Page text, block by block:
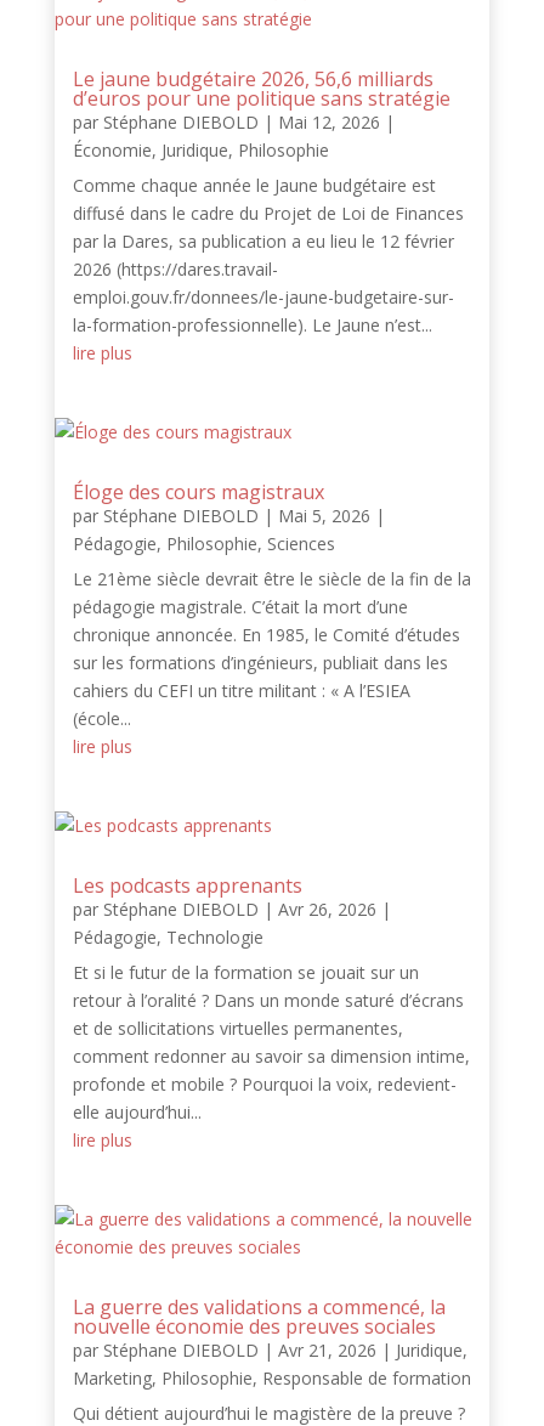
Le jaune budgétaire 2026, 56,6 milliards
d’euros pour une politique sans stratégie
par Stéphane DIEBOLD | Mai 12, 2026 |
Économie, Juridique, Philosophie
Comme chaque année le Jaune budgétaire est
diffusé dans le cadre du Projet de Loi de Finances
par la Dares, sa publication a eu lieu le 12 février
2026 (https://dares.travail-
emploi.gouv.fr/donnees/le-jaune-budgetaire-sur-
la-formation-professionnelle). Le Jaune n’est...
lire plus
Éloge des cours magistraux
par Stéphane DIEBOLD | Mai 5, 2026 |
Pédagogie, Philosophie, Sciences
Le 21ème siècle devrait être le siècle de la fin de la
pédagogie magistrale. C’était la mort d’une
chronique annoncée. En 1985, le Comité d’études
sur les formations d’ingénieurs, publiait dans les
cahiers du CEFI un titre militant : « A l’ESIEA
(école...
lire plus
Les podcasts apprenants
par Stéphane DIEBOLD | Avr 26, 2026 |
Pédagogie, Technologie
Et si le futur de la formation se jouait sur un
retour à l’oralité ? Dans un monde saturé d’écrans
et de sollicitations virtuelles permanentes,
comment redonner au savoir sa dimension intime,
profonde et mobile ? Pourquoi la voix, redevient-
elle aujourd’hui...
lire plus
La guerre des validations a commencé, la
nouvelle économie des preuves sociales
par Stéphane DIEBOLD | Avr 21, 2026 | Juridique,
Marketing, Philosophie, Responsable de formation
Qui détient aujourd’hui le magistère de la preuve ?